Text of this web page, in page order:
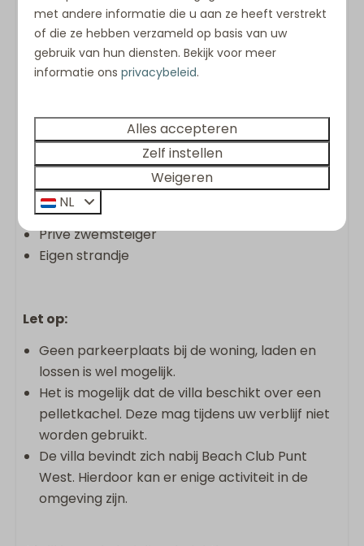
2 toiletten
Ruime woonkamer met flatscreen-tv
Volledig uitgeruste keuken met eettafel,
Wasmachine en droger
Handdoekenpakket (één pakket per persoon)
Opgemaakte bedden bij aankomst
Gemeubileerd terras direct aan het water
Privé zwemsteiger
Eigen strandje
Let op:
Geen parkeerplaats bij de woning, laden en
lossen is wel mogelijk.
Het is mogelijk dat de villa beschikt over een
pelletkachel. Deze mag tijdens uw verblijf niet
worden gebruikt.
De villa bevindt zich nabij Beach Club Punt
West. Hierdoor kan er enige activiteit in de
omgeving zijn.
met andere informatie die u aan ze heeft verstrekt
of die ze hebben verzameld op basis van uw
gebruik van hun diensten. Bekijk voor meer
informatie onsprivacybeleid.
Alles accepteren
Zelf instellen
Weigeren
NL